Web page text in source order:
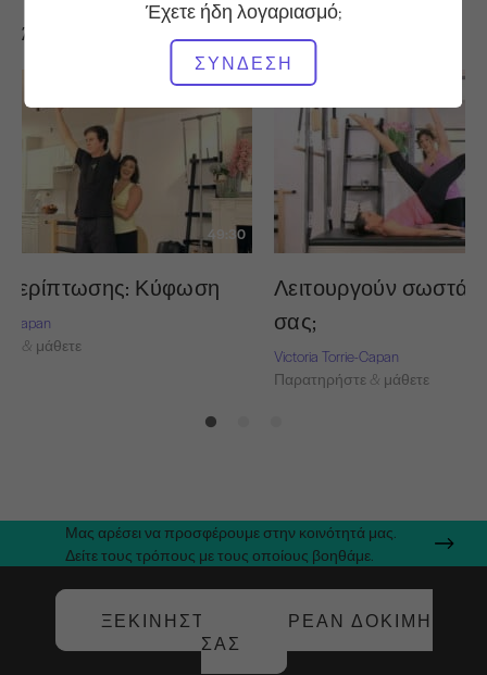
Έχετε ήδη λογαριασμό;
ΣΎΝΔΕΣΗ
Άλλες προπονήσεις που μπορεί να σας αρέσουν
49:30
περίπτωσης: Κύφωση
Capan
& μάθετε
Λειτουργούν σωστά οι
σας;
Victoria Torrie-Capan
Παρατηρήστε & μάθετε
Μας αρέσει να προσφέρουμε στην κοινότητά μας.
Δείτε τους τρόπους με τους οποίους βοηθάμε.
ΞΕΚΙΝΉΣΤΕ ΤΗ ΔΩΡΕΆΝ ΔΟΚΙΜΉ
ΣΑΣ